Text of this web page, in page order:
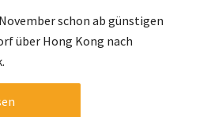
schon ab günstigen
über Hong Kong nach